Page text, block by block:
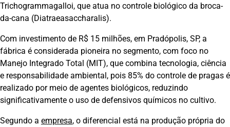
Trichogrammagalloi, que atua no controle biológico da broca-
da-cana (Diatraeasaccharalis).
Com investimento de R$ 15 milhões, em Pradópolis, SP, a
fábrica é considerada pioneira no segmento, com foco no
Manejo Integrado Total (MIT), que combina tecnologia, ciência
e responsabilidade ambiental, pois 85% do controle de pragas é
realizado por meio de agentes biológicos, reduzindo
significativamente o uso de defensivos químicos no cultivo.
Segundo a empresa, o diferencial está na produção própria do